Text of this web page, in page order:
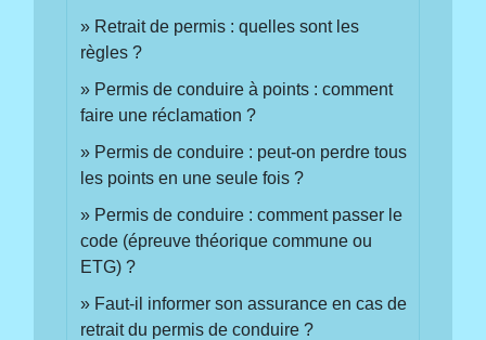
Retrait de permis : quelles sont les
règles ?
Permis de conduire à points : comment
faire une réclamation ?
Permis de conduire : peut-on perdre tous
les points en une seule fois ?
Permis de conduire : comment passer le
code (épreuve théorique commune ou
ETG) ?
Faut-il informer son assurance en cas de
retrait du permis de conduire ?